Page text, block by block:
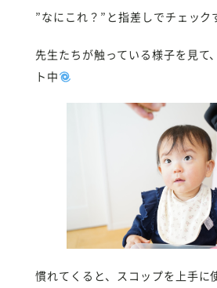
”なにこれ？”と指差しでチェッ
先生たちが触っている様子を見て
ト中
慣れてくると、スコップを上手に